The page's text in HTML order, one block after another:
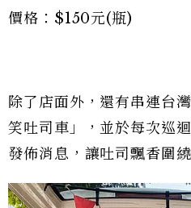
價格：$150元(瓶)
除了店面外，還有串連台
笑吐司車」，並於每次巡
發佈消息，讓吐司飄香圍